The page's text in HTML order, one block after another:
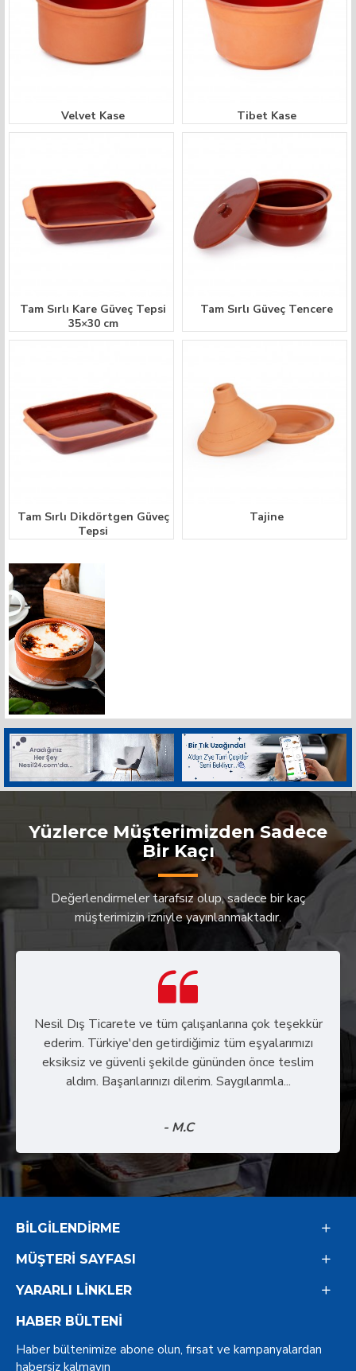
Velvet Kase Tibet Kase
Tam Sırlı Kare Güveç Tepsi
35×30 cm
Tam Sırlı Güveç Tencere
Tam Sırlı Dikdörtgen Güveç
Tepsi
Tajine
Yüzlerce Müşterimizden Sadece
Bir Kaçı
Değerlendirmeler tarafsız olup, sadece bir kaç
müşterimizin izniyle yayınlanmaktadır.
Nesil Dış Ticarete ve tüm çalışanlarına çok teşekkür
ederim. Türkiye'den getirdiğimiz tüm eşyalarımızı
eksiksiz ve güvenli şekilde gününden önce teslim
aldım. Başarılarınızı dilerim. Saygılarımla...
- M.C
BILGILENDIRME
MÜŞTERI SAYFASI
YARARLI LINKLER
HABER BÜLTENI
Haber bültenimize abone olun, fırsat ve kampanyalardan
habersiz kalmayın